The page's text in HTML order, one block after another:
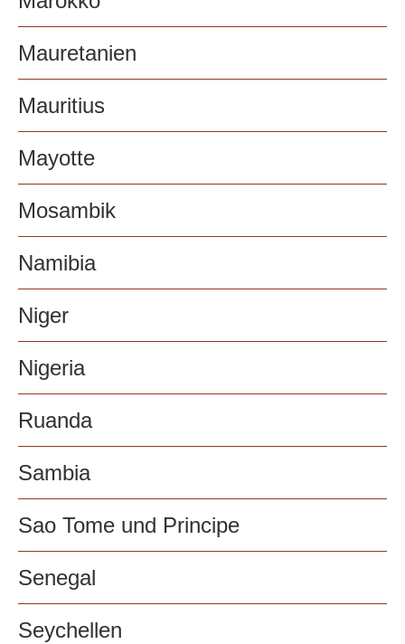
Mauretanien
Mauritius
Mayotte
Mosambik
Namibia
Niger
Nigeria
Ruanda
Sambia
Sao Tome und Principe
Senegal
Seychellen